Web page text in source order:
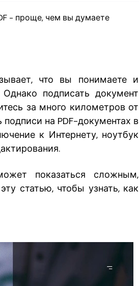
- проще, чем вы думаете
что вы понимаете и
подписать документ
за много километров от
на PDF-документах в
к Интернету, ноутбук
показаться сложным,
статью, чтобы узнать, как